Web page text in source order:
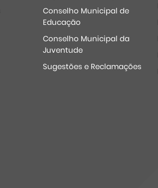
Conselho Municipal de
Educação
Conselho Municipal da
Juventude
Sugestões e Reclamações